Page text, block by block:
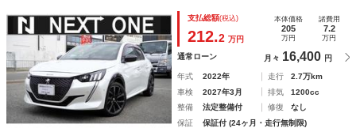
減 アダプティブクルコン ブラインドスポットモニター ハ
ーフレザー ＬＥＤヘッドライト
支払総額(税込)
212.2 万円
本体価格
205
万円
諸費用
7.2
万円
通常ローン 月々 16,400 円
年式 2022年 走行
2.7万km
車検
2027年3月 排気
1200cc
整備
法定整備付 修復
なし
保証
保証付 (24ヶ月・走行無制限)